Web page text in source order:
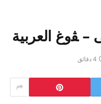
– ﭭوغ العربية
4 دقائق